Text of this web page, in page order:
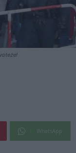
WhatsApp